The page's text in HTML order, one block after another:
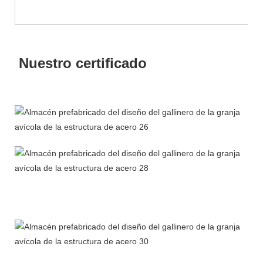
Nuestro certificado